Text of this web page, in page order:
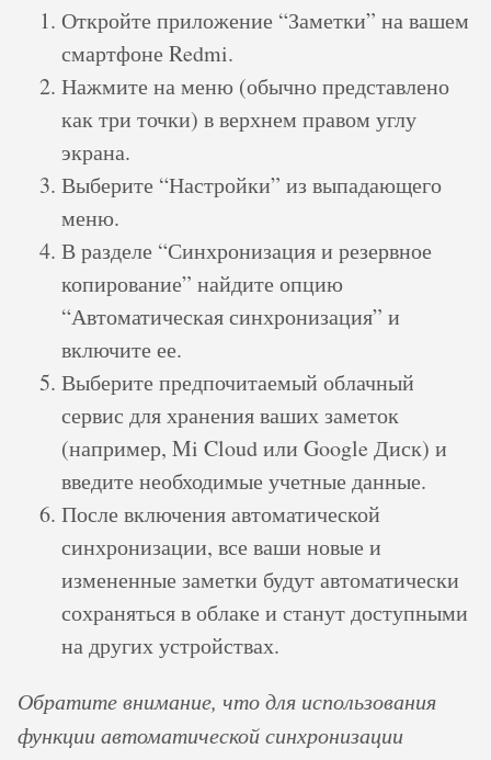
Откройте приложение “Заметки” на вашем
смартфоне Redmi.
Нажмите на меню (обычно представлено
как три точки) в верхнем правом углу
экрана.
Выберите “Настройки” из выпадающего
меню.
В разделе “Синхронизация и резервное
копирование” найдите опцию
“Автоматическая синхронизация” и
включите ее.
Выберите предпочитаемый облачный
сервис для хранения ваших заметок
(например, Mi Cloud или Google Диск) и
введите необходимые учетные данные.
После включения автоматической
синхронизации, все ваши новые и
измененные заметки будут автоматически
сохраняться в облаке и станут доступными
на других устройствах.
Обратите внимание, что для использования
функции автоматической синхронизации